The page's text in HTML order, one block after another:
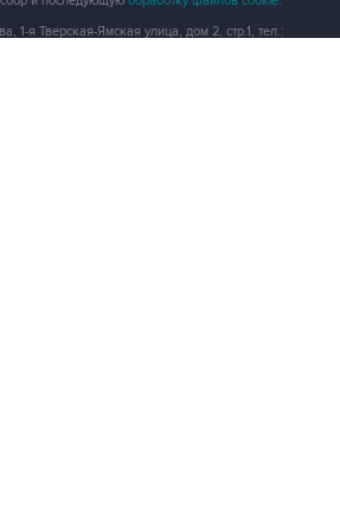
1-я Тверская-Ямская улица, дом 2, стр.1, тел.: